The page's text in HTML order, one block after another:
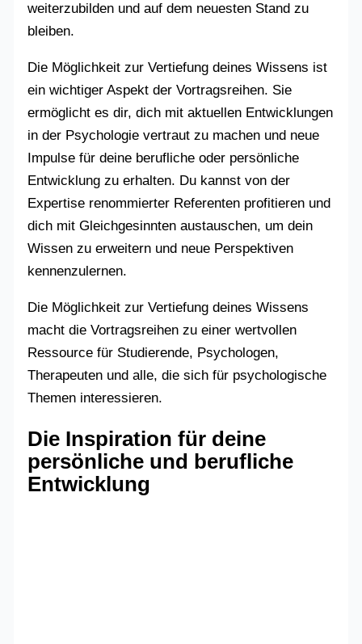
weiterzubilden und auf dem neuesten Stand zu
bleiben.
Die Möglichkeit zur Vertiefung deines Wissens ist
ein wichtiger Aspekt der Vortragsreihen. Sie
ermöglicht es dir, dich mit aktuellen Entwicklungen
in der Psychologie vertraut zu machen und neue
Impulse für deine berufliche oder persönliche
Entwicklung zu erhalten. Du kannst von der
Expertise renommierter Referenten profitieren und
dich mit Gleichgesinnten austauschen, um dein
Wissen zu erweitern und neue Perspektiven
kennenzulernen.
Die Möglichkeit zur Vertiefung deines Wissens
macht die Vortragsreihen zu einer wertvollen
Ressource für Studierende, Psychologen,
Therapeuten und alle, die sich für psychologische
Themen interessieren.
Die Inspiration für deine
persönliche und berufliche
Entwicklung